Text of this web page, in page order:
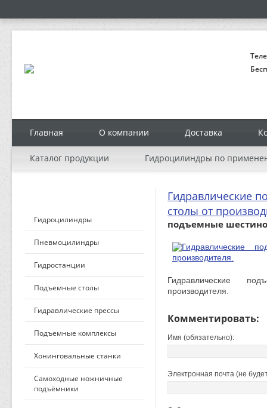
Главная О компании Доставка
Каталог продукции Гидроцилиндры по
Гидравлические
столы от
подъемные
Гидравлические
производителя.
Комментировать:
Имя (обязательно):
Электронная почта (не
Гидроцилиндры
Пневмоцилиндры
Гидростанции
Подъемные столы
Гидравлические прессы
Подъемные комплексы
Хонинговальные станки
Самоходные ножничные
подъёмники